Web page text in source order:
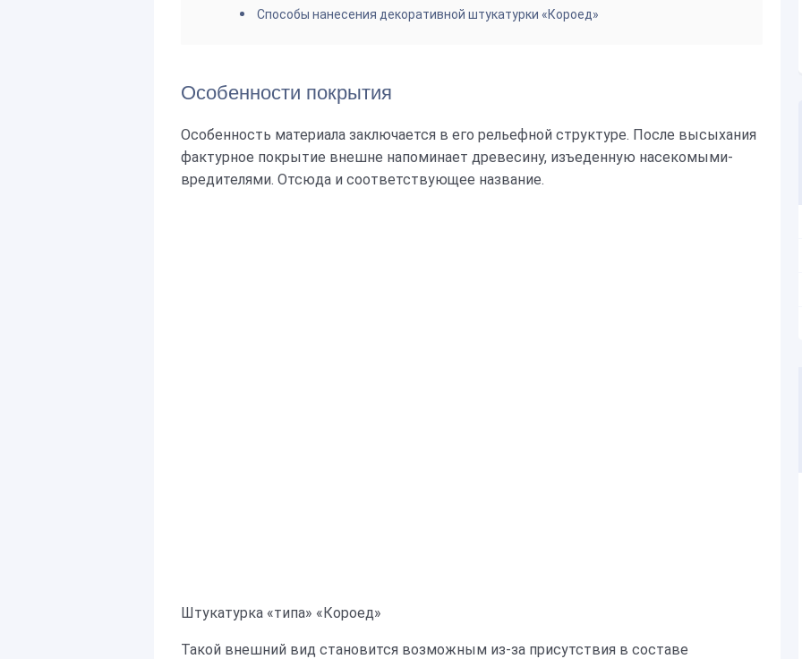
Способы нанесения декоративной штукатурки «Короед»
Особенности покрытия
Особенность материала заключается в его рельефной структуре. После высыхания
фактурное покрытие внешне напоминает древесину, изъеденную насекомыми-
вредителями. Отсюда и соответствующее название.
Штукатурка «типа» «Короед»
Такой внешний вид становится возможным из-за присутствия в составе